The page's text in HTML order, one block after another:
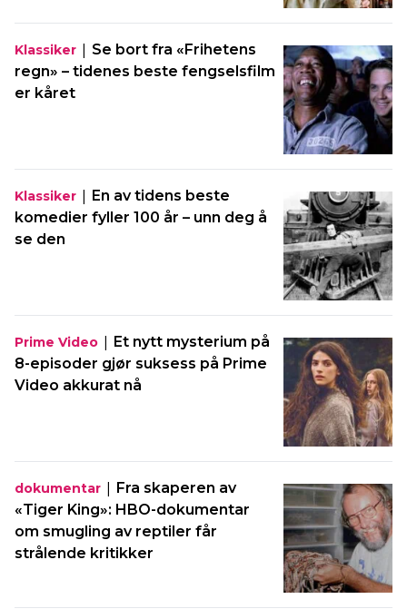
Klassiker | Se bort fra «Frihetens
regn» – tidenes beste fengselsfilm
er kåret
Klassiker | En av tidens beste
komedier fyller 100 år – unn deg å
se den
Prime Video | Et nytt mysterium på
8-episoder gjør suksess på Prime
Video akkurat nå
dokumentar | Fra skaperen av
«Tiger King»: HBO-dokumentar
om smugling av reptiler får
strålende kritikker